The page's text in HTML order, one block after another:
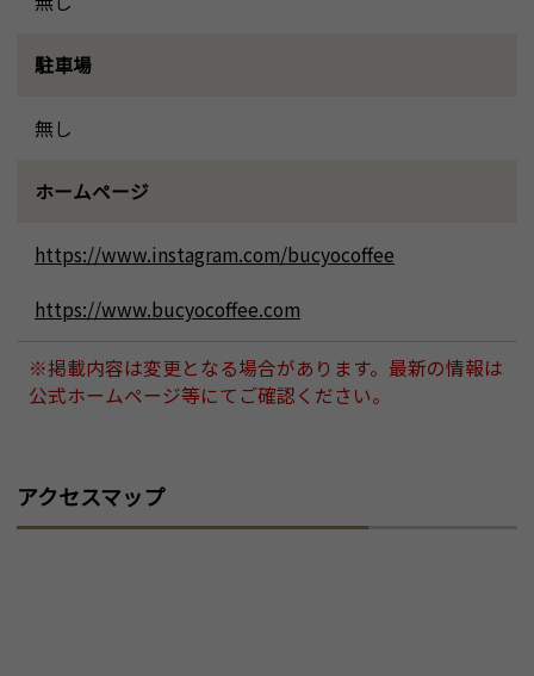
駐車場
無し
ホームページ
https://www.instagram.com/bucyocoffee
https://www.bucyocoffee.com
※掲載内容は変更となる場合があります。最新の情報は
公式ホームページ等にてご確認ください。
アクセスマップ